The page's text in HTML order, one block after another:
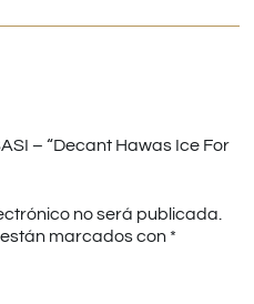
– “Decant Hawas Ice For
no será publicada.
marcados con *